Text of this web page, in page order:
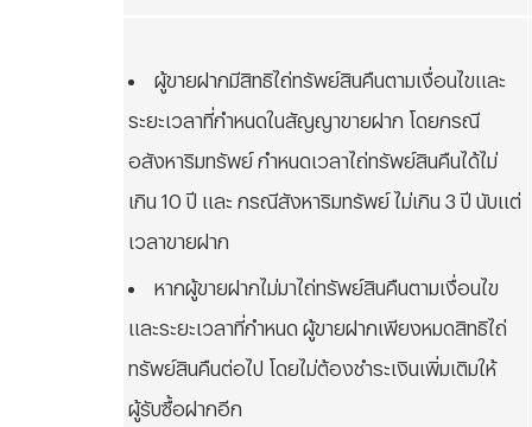
ผู้ขายฝากมีสิทธิไถ่ทรัพย์สินคืนตามเงื่อนไขและ
ระยะเวลาที่กำหนดในสัญญาขายฝาก โดยกรณี
อสังหาริมทรัพย์ กำหนดเวลาไถ่ทรัพย์สินคืนได้ไม่
เกิน 10 ปี และ กรณีสังหาริมทรัพย์ ไม่เกิน 3 ปี นับแต่
เวลาขายฝาก
หากผู้ขายฝากไม่มาไถ่ทรัพย์สินคืนตามเงื่อนไข
และระยะเวลาที่กำหนด ผู้ขายฝากเพียงหมดสิทธิไถ่
ทรัพย์สินคืนต่อไป โดยไม่ต้องชำระเงินเพิ่มเติมให้
ผู้รับซื้อฝากอีก